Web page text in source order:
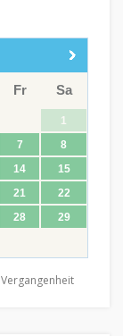
Fr Sa
1
7
8
14
15
21
22
28
29
Vergangenheit